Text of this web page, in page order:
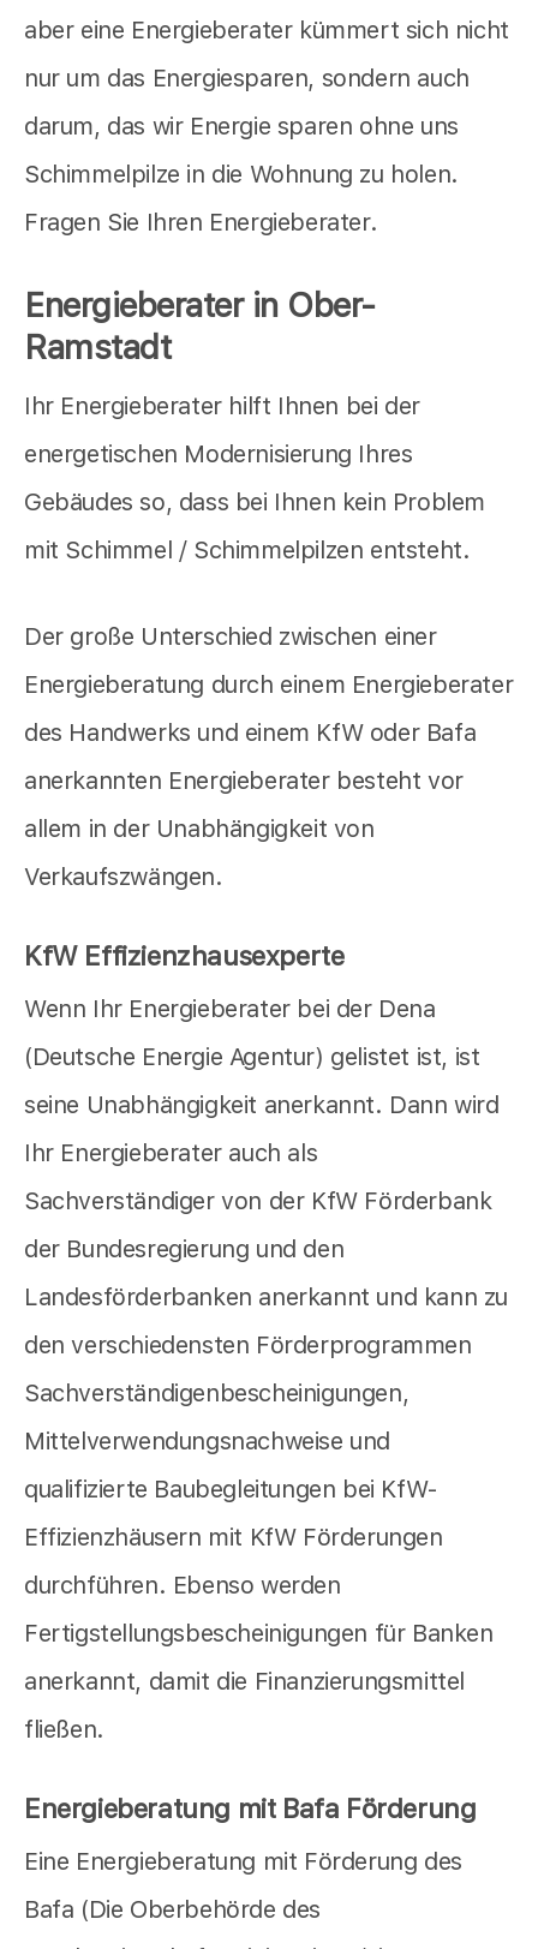
aber eine Energieberater kümmert sich nicht
nur um das Energiesparen, sondern auch
darum, das wir Energie sparen ohne uns
Schimmelpilze in die Wohnung zu holen.
Fragen Sie Ihren Energieberater.
Energieberater in Ober-
Ramstadt
Ihr Energieberater hilft Ihnen bei der
energetischen Modernisierung Ihres
Gebäudes so, dass bei Ihnen kein Problem
mit Schimmel / Schimmelpilzen entsteht.
Der große Unterschied zwischen einer
Energieberatung durch einem Energieberater
des Handwerks und einem KfW oder Bafa
anerkannten Energieberater besteht vor
allem in der Unabhängigkeit von
Verkaufszwängen.
KfW Effizienzhausexperte
Wenn Ihr Energieberater bei der Dena
(Deutsche Energie Agentur) gelistet ist, ist
seine Unabhängigkeit anerkannt. Dann wird
Ihr Energieberater auch als
Sachverständiger von der KfW Förderbank
der Bundesregierung und den
Landesförderbanken anerkannt und kann zu
den verschiedensten Förderprogrammen
Sachverständigenbescheinigungen,
Mittelverwendungsnachweise und
qualifizierte Baubegleitungen bei KfW-
Effizienzhäusern mit KfW Förderungen
durchführen. Ebenso werden
Fertigstellungsbescheinigungen für Banken
anerkannt, damit die Finanzierungsmittel
fließen.
Energieberatung mit Bafa Förderung
Eine Energieberatung mit Förderung des
Bafa (Die Oberbehörde des